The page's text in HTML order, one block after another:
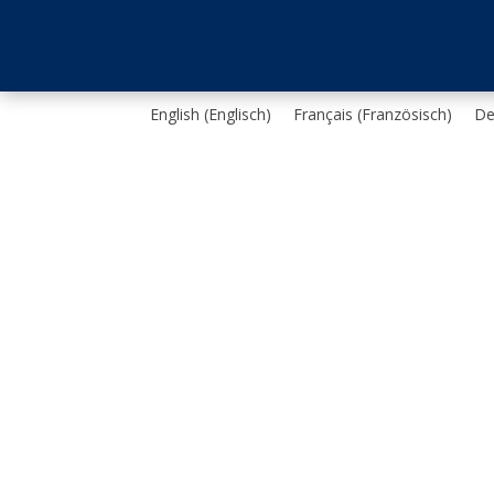
English (Englisch) Français (Französisch)